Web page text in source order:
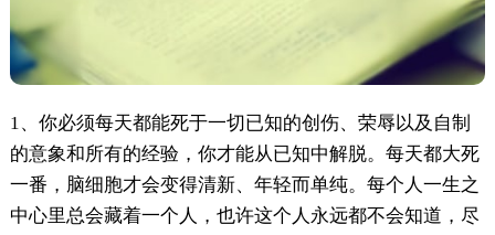
1、你必须每天都能死于一切已知的创伤、荣辱以及自制
的意象和所有的经验，你才能从已知中解脱。每天都大死
一番，脑细胞才会变得清新、年轻而单纯。每个人一生之
中心里总会藏着一个人，也许这个人永远都不会知道，尽